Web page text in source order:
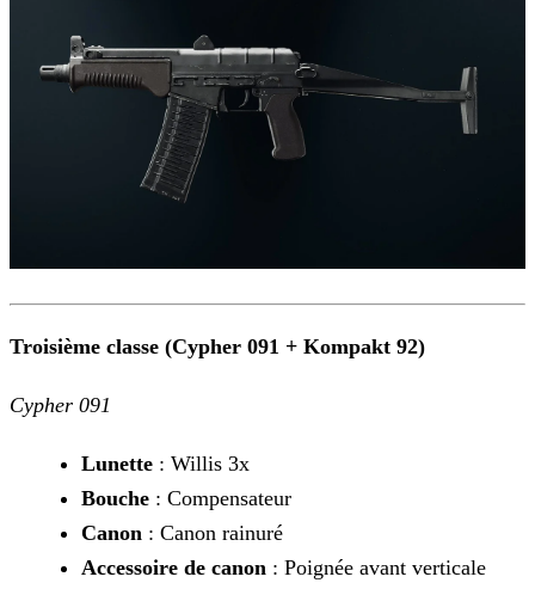
Troisième classe (Cypher 091 + Kompakt 92)
Cypher 091
Lunette : Willis 3x
Bouche : Compensateur
Canon : Canon rainuré
Accessoire de canon : Poignée avant verticale